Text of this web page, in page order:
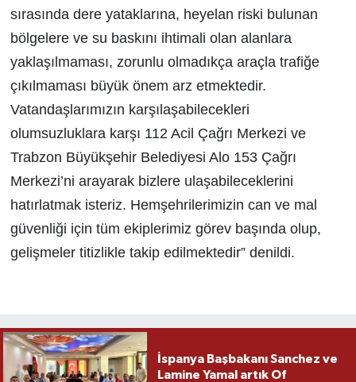
sırasında dere yataklarına, heyelan riski bulunan
bölgelere ve su baskını ihtimali olan alanlara
yaklaşılmaması, zorunlu olmadıkça araçla trafiğe
çıkılmaması büyük önem arz etmektedir.
Vatandaşlarımızın karşılaşabilecekleri
olumsuzluklara karşı 112 Acil Çağrı Merkezi ve
Trabzon Büyükşehir Belediyesi Alo 153 Çağrı
Merkezi’ni arayarak bizlere ulaşabileceklerini
hatırlatmak isteriz. Hemşehrilerimizin can ve mal
güvenliği için tüm ekiplerimiz görev başında olup,
gelişmeler titizlikle takip edilmektedir” denildi.
İspanya Başbakanı Sanchez ve
Lamine Yamal artık Of